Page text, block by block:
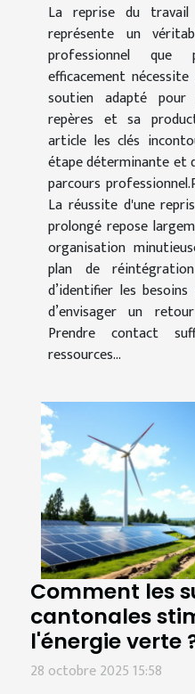
La reprise du
représente un
professionnel que
efficacement
soutien adapté
repères et sa
article les clés
étape déterminante et
parcours
La réussite d'une
prolongé repose
organisation
plan de
d’identifier les
d’envisager un
Prendre contact
ressources...
Comment les
cantonales
l'énergie verte
28 octobre 2025 15:58